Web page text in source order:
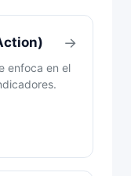
enfoca en el
→